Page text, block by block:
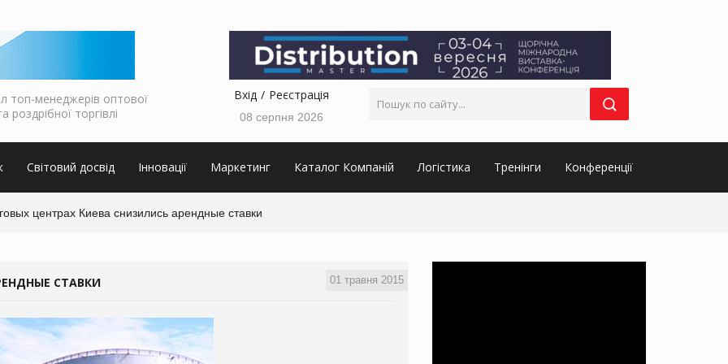
топ-менеджерів оптової
роздрібної торгівлі
Вхід Реєстрація
08 серпня 2026
Світовий досвід Інновації Маркетинг Каталог Компаній Логістика Тренінги Конференції
центрах Киева снизились арендные ставки
01 травня 2015
СТАВКИ